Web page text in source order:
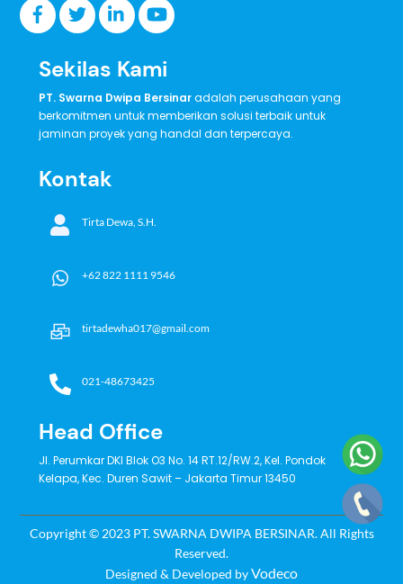
Sekilas Kami
PT. Swarna Dwipa Bersinaradalah perusahaan yang
berkomitmen untuk memberikan solusi terbaik untuk
jaminan proyek yang handal dan terpercaya.
Kontak
Tirta Dewa, S.H.
+62 822 1111 9546
tirtadewha017@gmail.com
021-48673425
Head Office
Jl. Perumkar DKI Blok O3 No. 14 RT.12/RW.2, Kel. Pondok
Kelapa, Kec. Duren Sawit – Jakarta Timur 13450
Copyright © 2023 PT. SWARNA DWIPA BERSINAR. All Rights
Reserved.
Designed & Developed byVodeco